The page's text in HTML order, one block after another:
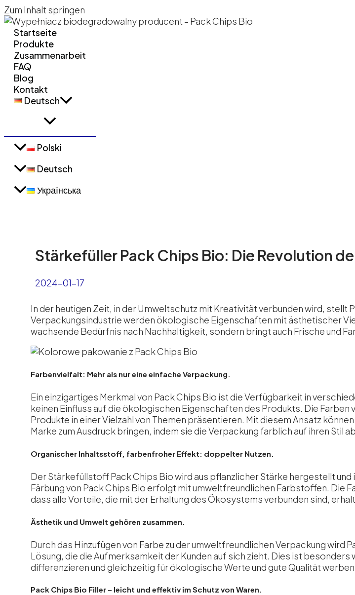
Zum Inhalt springen
Startseite
Produkte
Zusammenarbeit
FAQ
Blog
Kontakt
Deutsch
Polski
Deutsch
Українська
Stärkefüller Pack Chips Bio: Die Revolution
2024-01-17
In der heutigen Zeit, in der Umweltschutz mit Kreativität verbunden wird, stellt
Verpackungsindustrie werden ökologische Eigenschaften mit ästhetischer
wachsende Bedürfnis nach Nachhaltigkeit, sondern bringt auch Frische und
Farbenvielfalt: Mehr als nur eine einfache Verpackung.
Ein einzigartiges Merkmal von Pack Chips Bio ist die Verfügbarkeit in
keinen Einfluss auf die ökologischen Eigenschaften des Produkts. Die Farben
Produkte in einer Vielzahl von Themen präsentieren. Mit diesem Ansatz
Marke zum Ausdruck bringen, indem sie die Verpackung farblich auf ihren Stil
Organischer Inhaltsstoff, farbenfroher Effekt: doppelter Nutzen.
Der StärkefüllstoffPack Chips Biowird aus pflanzlicher Stärke hergestellt
Färbung von Pack Chips Bio erfolgt mit umweltfreundlichen Farbstoffen. Die
dass alle Vorteile, die mit der Erhaltung des Ökosystems verbunden sind,
Ästhetik und Umwelt gehören zusammen.
Durch das Hinzufügen von Farbe zu der umweltfreundlichen Verpackung wird
Lösung, die die Aufmerksamkeit der Kunden auf sich zieht. Dies ist
differenzieren und gleichzeitig für ökologische Werte und gute Qualität werben
Pack Chips Bio Filler – leicht und effektiv im Schutz von Waren.